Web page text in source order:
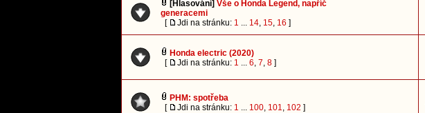
[Hlasování] Vše o Honda Legend, napříč
generacemi
[
Jdi na stránku: 1 ... 14, 15, 16 ]
Honda electric (2020)
[
Jdi na stránku: 1 ... 6, 7, 8 ]
PHM: spotřeba
[
Jdi na stránku: 1 ... 100, 101, 102 ]